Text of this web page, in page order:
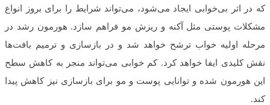
که در اثر بی‌خوابی ایجاد می‌شود، می‌تواند شرایط را برای بروز انواع
مشکلات پوستی مثل آکنه و ریزش مو فراهم سازد. هورمون رشد در
مرحله اولیه خواب ترشح خواهد شد و در بازسازی و ترمیم بافت‌ها
نقش کلیدی ایفا خواهد کرد. کم خوابی می‌تواند منجر به کاهش سطح
این هورمون شده و توانایی پوست و مو برای بازسازی نیز کاهش پیدا
کند.